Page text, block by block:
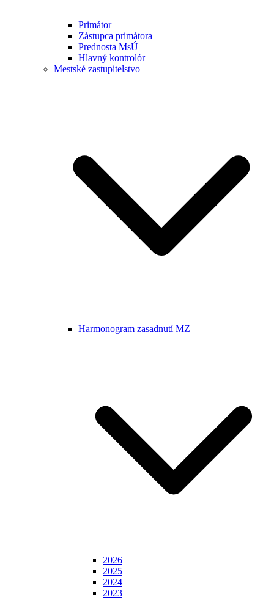
Primátor
Zástupca primátora
Prednosta MsÚ
Hlavný kontrolór
Mestské zastupitelstvo
Harmonogram zasadnutí MZ
2026
2025
2024
2023